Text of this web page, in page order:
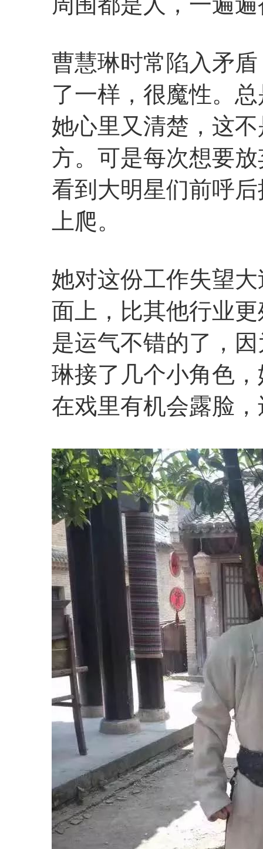
曹慧琳时常陷入矛
了一样，很魔性。
她心里又清楚，这
方。可是每次想要
看到大明星们前呼
上爬。
她对这份工作失望
面上，比其他行业
是运气不错的了，
琳接了几个小角色
在戏里有机会露脸